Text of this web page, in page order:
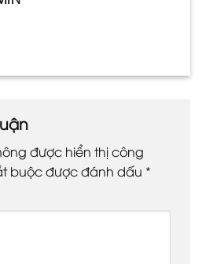
được hiển thị công
buộc được đánh dấu *